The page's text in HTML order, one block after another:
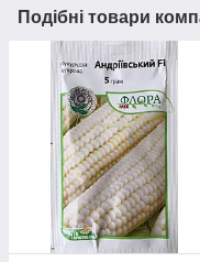
Подібні товари